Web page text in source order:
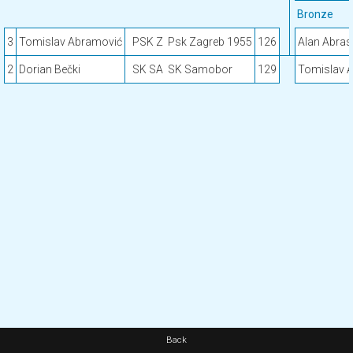
Bronze
3 Tomislav Abramović PSK Z Psk Zagreb 1955 126 Alan
2 Dorian Bečki SK SA SK Samobor 129 Tomislav
Back